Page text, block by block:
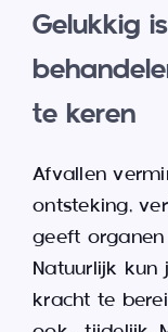
Gelukkig
te keren
Afvallen
ontsteking,
geeft
Natuurlijk
kracht te